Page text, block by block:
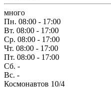
много
Пн. 08:00 - 17:00
Вт. 08:00 - 17:00
Ср. 08:00 - 17:00
Чт. 08:00 - 17:00
Пт. 08:00 - 17:00
Сб. -
Вс. -
Космонавтов 10/4